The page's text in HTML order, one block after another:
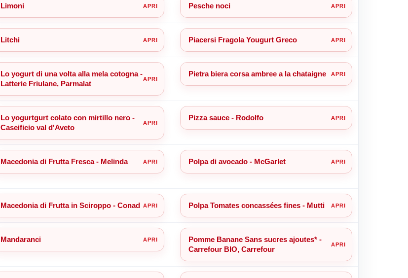
Limoni Pesche noci
Litchi Piacersi Fragola Yougurt Greco
Lo yogurt di una volta alla mela cotogna -
Latterie Friulane, Parmalat
Pietra biera corsa ambree a la chataigne
Lo yogurtgurt colato con mirtillo nero -
Caseificio val d'Aveto
Pizza sauce - Rodolfo
Macedonia di Frutta Fresca - Melinda Polpa di avocado - McGarlet
Macedonia di Frutta in Sciroppo - Conad Polpa Tomates concassées fines - Mutti
Mandaranci
Pomme Banane Sans sucres ajoutes* -
Carrefour BIO, Carrefour